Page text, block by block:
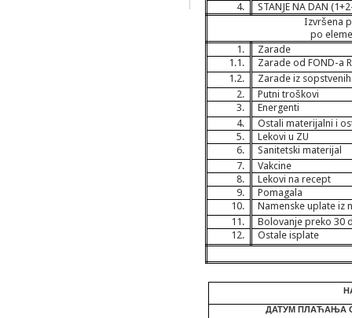
4.
STANJE NA DAN
Izvršena
po
1.
Zarade
1.1.
Zarade od FOND-a
1.2.
Zarade iz
2.
Putni troškovi
3.
Energenti
4.
Ostali materijalni i
5.
Lekovi u ZU
6.
Sanitetski materijal
7.
Vakcine
8.
Lekovi na recept
9.
Pomagala
10.
Namenske uplate iz
11.
Bolovanje preko 30
12.
Ostale isplate
ДАТУМ ПЛАЋАЊА